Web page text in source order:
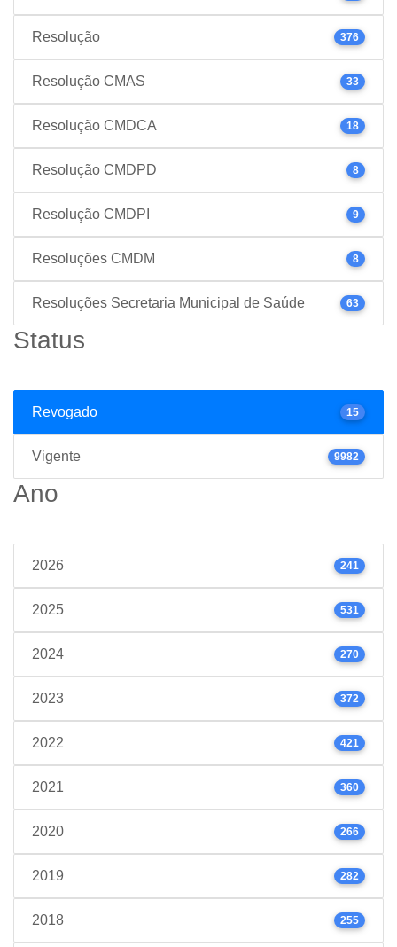
Resolução 376
Resolução CMAS 33
Resolução CMDCA 18
Resolução CMDPD 8
Resolução CMDPI 9
Resoluções CMDM 8
Resoluções Secretaria Municipal de Saúde 63
Status
Revogado 15
Vigente 9982
Ano
2026 241
2025 531
2024 270
2023 372
2022 421
2021 360
2020 266
2019 282
2018 255